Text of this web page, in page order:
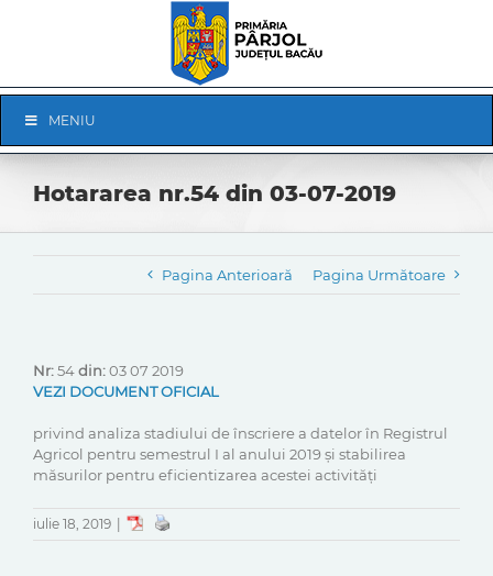
Navigation
MENIU
Hotararea nr.54 din 03-07-2019
Pagina Anterioară Pagina Următoare
Nr:54din:03 07 2019
VEZI DOCUMENT OFICIAL
privind analiza stadiului de înscriere a datelor în Registrul
Agricol pentru semestrul I al anului 2019 și stabilirea
măsurilor pentru eficientizarea acestei activități
iulie 18, 2019